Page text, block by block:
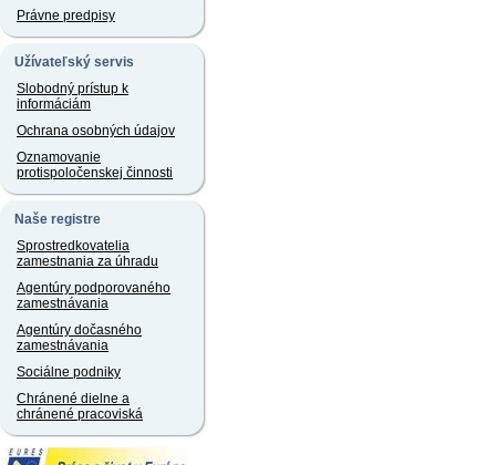
Právne predpisy
Užívateľský servis
Slobodný prístup k
informáciám
Ochrana osobných údajov
Oznamovanie
protispoločenskej činnosti
Naše registre
Sprostredkovatelia
zamestnania za úhradu
Agentúry podporovaného
zamestnávania
Agentúry dočasného
zamestnávania
Sociálne podniky
Chránené dielne a
chránené pracoviská